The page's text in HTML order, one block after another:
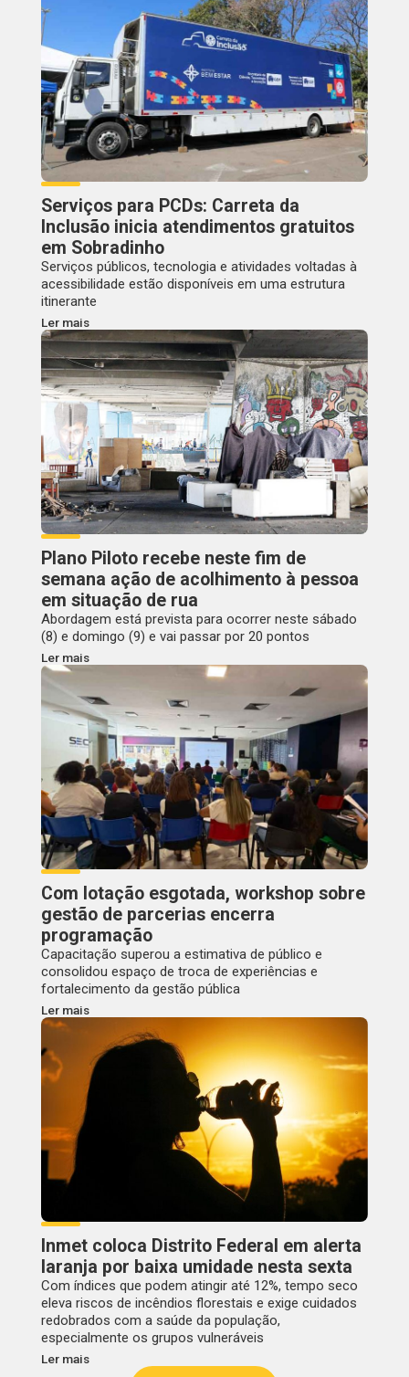
Serviços para PCDs: Carreta da
Inclusão inicia atendimentos gratuitos
em Sobradinho
Serviços públicos, tecnologia e atividades voltadas à
acessibilidade estão disponíveis em uma estrutura
itinerante
Ler mais
Plano Piloto recebe neste fim de
semana ação de acolhimento à pessoa
em situação de rua
Abordagem está prevista para ocorrer neste sábado
(8) e domingo (9) e vai passar por 20 pontos
Ler mais
Com lotação esgotada, workshop sobre
gestão de parcerias encerra
programação
Capacitação superou a estimativa de público e
consolidou espaço de troca de experiências e
fortalecimento da gestão pública
Ler mais
Inmet coloca Distrito Federal em alerta
laranja por baixa umidade nesta sexta
Com índices que podem atingir até 12%, tempo seco
eleva riscos de incêndios florestais e exige cuidados
redobrados com a saúde da população,
especialmente os grupos vulneráveis
Ler mais